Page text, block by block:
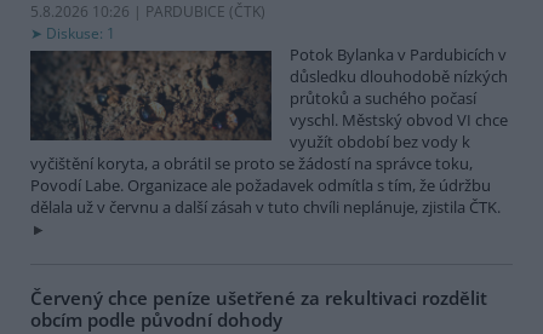
5.8.2026 10:26 | PARDUBICE (ČTK)
Diskuse: 1
Potok Bylanka v Pardubicích v
důsledku dlouhodobě nízkých
průtoků a suchého počasí
vyschl. Městský obvod VI chce
využít období bez vody k
vyčištění koryta, a obrátil se proto se žádostí na správce toku,
Povodí Labe. Organizace ale požadavek odmítla s tím, že údržbu
dělala už v červnu a další zásah v tuto chvíli neplánuje, zjistila ČTK.
Červený chce peníze ušetřené za rekultivaci rozdělit
obcím podle původní dohody